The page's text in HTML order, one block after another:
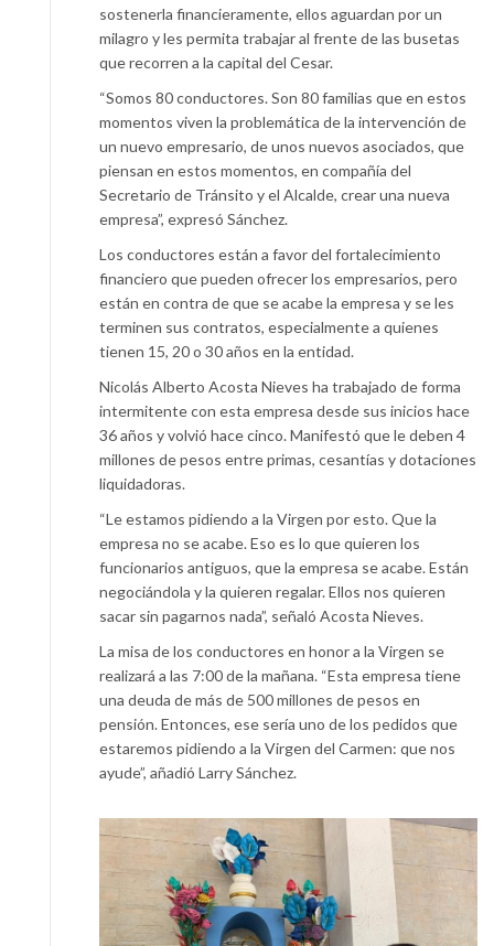
sostenerla financieramente, ellos aguardan por un
milagro y les permita trabajar al frente de las busetas
que recorren a la capital del Cesar.
“Somos 80 conductores. Son 80 familias que en estos
momentos viven la problemática de la intervención de
un nuevo empresario, de unos nuevos asociados, que
piensan en estos momentos, en compañía del
Secretario de Tránsito y el Alcalde, crear una nueva
empresa”, expresó Sánchez.
Los conductores están a favor del fortalecimiento
financiero que pueden ofrecer los empresarios, pero
están en contra de que se acabe la empresa y se les
terminen sus contratos, especialmente a quienes
tienen 15, 20 o 30 años en la entidad.
Nicolás Alberto Acosta Nieves ha trabajado de forma
intermitente con esta empresa desde sus inicios hace
36 años y volvió hace cinco. Manifestó que le deben 4
millones de pesos entre primas, cesantías y dotaciones
liquidadoras.
“Le estamos pidiendo a la Virgen por esto. Que la
empresa no se acabe. Eso es lo que quieren los
funcionarios antiguos, que la empresa se acabe. Están
negociándola y la quieren regalar. Ellos nos quieren
sacar sin pagarnos nada”, señaló Acosta Nieves.
La misa de los conductores en honor a la Virgen se
realizará a las 7:00 de la mañana. “Esta empresa tiene
una deuda de más de 500 millones de pesos en
pensión. Entonces, ese sería uno de los pedidos que
estaremos pidiendo a la Virgen del Carmen: que nos
ayude”, añadió Larry Sánchez.